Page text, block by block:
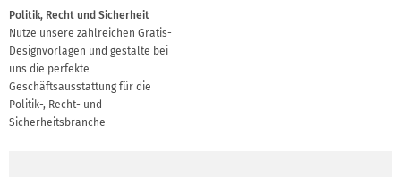
Politik, Recht und Sicherheit
Nutze unsere zahlreichen Gratis-
Designvorlagen und gestalte bei
uns die perfekte
Geschäftsausstattung für die
Politik-, Recht- und
Sicherheitsbranche